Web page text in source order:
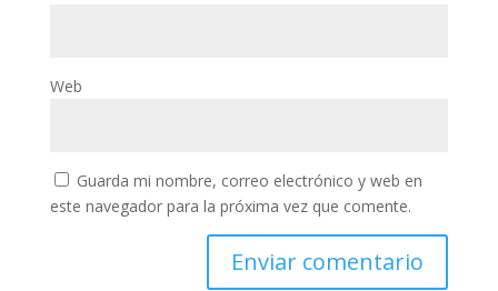
Web
Guarda mi nombre, correo electrónico y web en
este navegador para la próxima vez que comente.